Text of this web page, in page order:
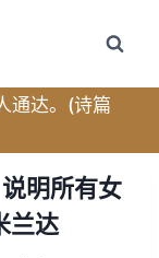
通达。(诗篇
明所有女
兰达